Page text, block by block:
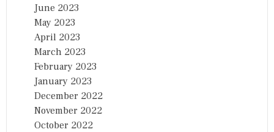
June 2023
May 2023
April 2023
March 2023
February 2023
January 2023
December 2022
November 2022
October 2022